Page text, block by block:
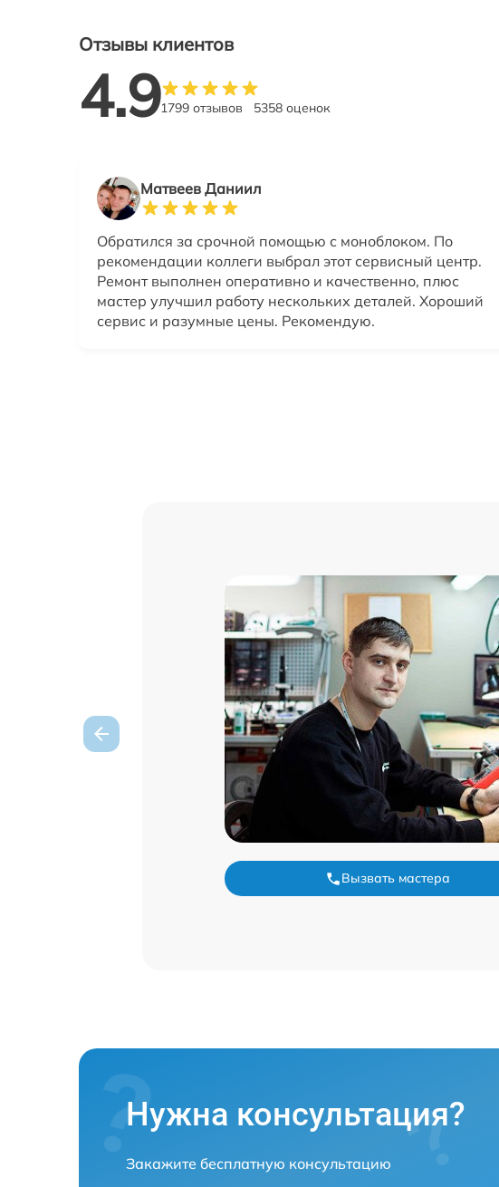
Отзывы клиентов
4.91799 отзывов 5358 оценок
Матвеев Даниил
Обратился за срочной помощью с моноблоком. По
рекомендации коллеги выбрал этот сервисный центр.
Ремонт выполнен оперативно и качественно, плюс
мастер улучшил работу нескольких деталей. Хороший
сервис и разумные цены. Рекомендую.
Вызвать мастера
Нужна консультация?
Закажите бесплатную консультацию